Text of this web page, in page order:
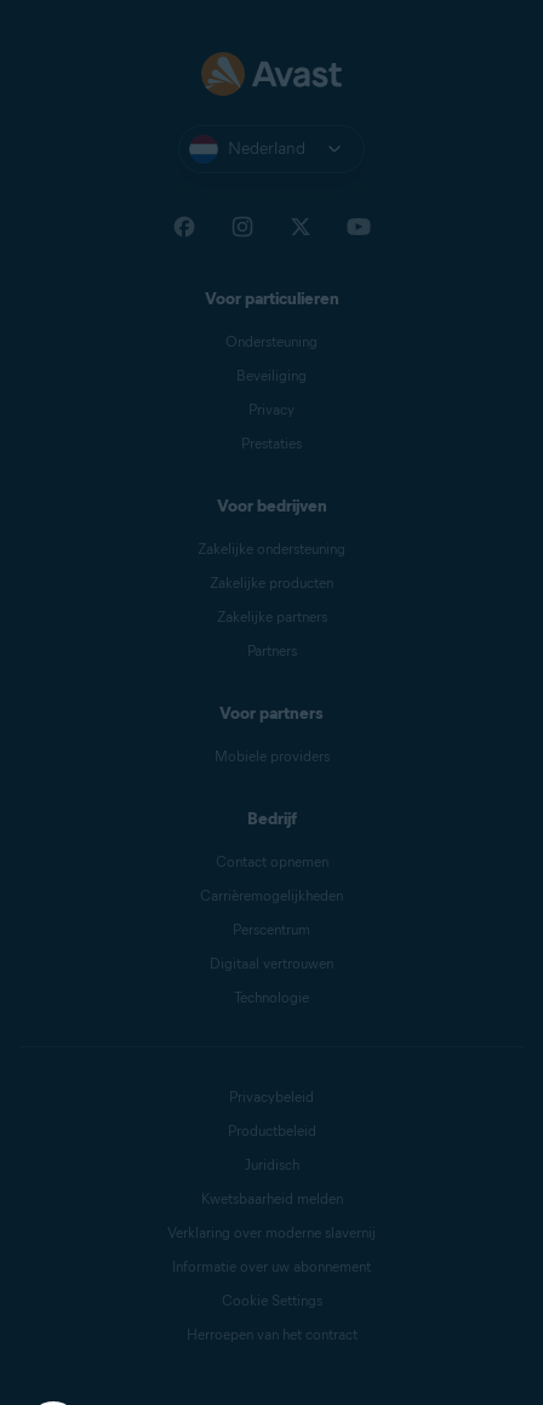
Nederland
Voor particulieren
Ondersteuning
Beveiliging
Privacy
Prestaties
Voor bedrijven
Zakelijke ondersteuning
Zakelijke producten
Zakelijke partners
Partners
Voor partners
Mobiele providers
Bedrijf
Contact opnemen
Carrièremogelijkheden
Perscentrum
Digitaal vertrouwen
Technologie
Privacybeleid
Productbeleid
Juridisch
Kwetsbaarheid melden
Verklaring over moderne slavernij
Informatie over uw abonnement
Cookie Settings
Herroepen van het contract